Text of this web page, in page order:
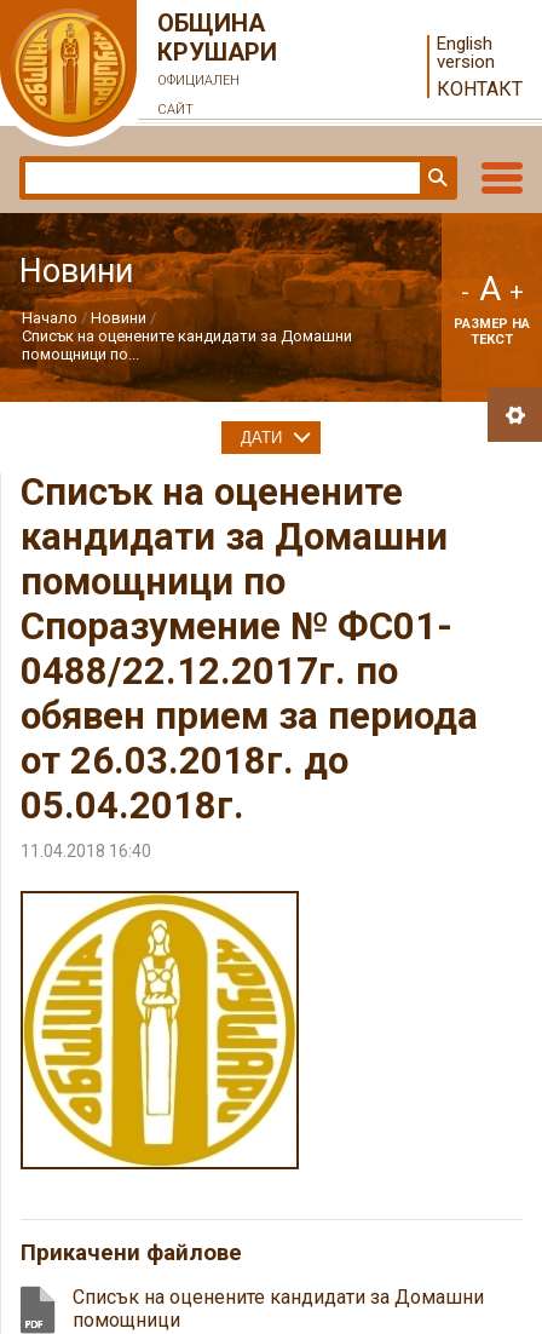
ОБЩИНА
КРУШАРИ
ОФИЦИАЛЕН
САЙТ
English
version
КОНТАКТ
Новини
Начало
Новини
Списък на оценените кандидати за Домашни
помощници по...
- A +
РАЗМЕР НА
ТЕКСТ
Списък на оценените
кандидати за Домашни
помощници по
Споразумение № ФС01-
0488/22.12.2017г. по
обявен прием за периода
от 26.03.2018г. до
05.04.2018г.
11.04.2018 16:40
Прикачени файлове
Списък на оценените кандидати за Домашни
помощници
ДАТИ